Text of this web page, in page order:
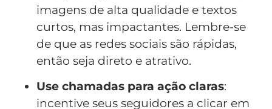
imagens de alta qualidade e textos
curtos, mas impactantes. Lembre-se
de que as redes sociais são rápidas,
então seja direto e atrativo.
Use chamadas para ação claras:
incentive seus seguidores a clicar em